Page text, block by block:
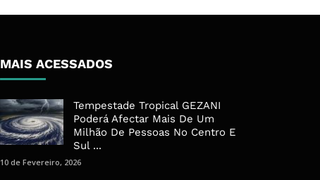
MAIS ACESSADOS
Tempestade Tropical GEZANI
Poderá Afectar Mais De Um
Milhão De Pessoas No Centro E
Sul ...
10 de Fevereiro, 2026